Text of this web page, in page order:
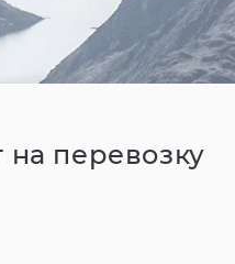
на перевозку